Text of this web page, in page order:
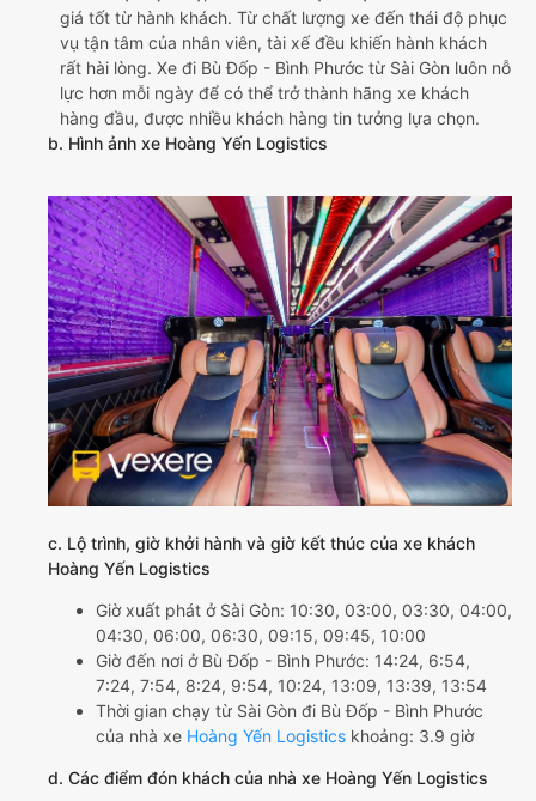
giá tốt từ hành khách. Từ chất lượng xe đến thái độ phục
vụ tận tâm của nhân viên, tài xế đều khiến hành khách
rất hài lòng. Xe đi Bù Đốp - Bình Phước từ Sài Gòn luôn nỗ
lực hơn mỗi ngày để có thể trở thành hãng xe khách
hàng đầu, được nhiều khách hàng tin tưởng lựa chọn.
b. Hình ảnh xe Hoàng Yến Logistics
c. Lộ trình, giờ khởi hành và giờ kết thúc của xe khách
Hoàng Yến Logistics
Giờ xuất phát ở Sài Gòn: 10:30, 03:00, 03:30, 04:00,
04:30, 06:00, 06:30, 09:15, 09:45, 10:00
Giờ đến nơi ở Bù Đốp - Bình Phước: 14:24, 6:54,
7:24, 7:54, 8:24, 9:54, 10:24, 13:09, 13:39, 13:54
Thời gian chạy từ Sài Gòn đi Bù Đốp - Bình Phước
của nhà xe Hoàng Yến Logistics khoảng: 3.9 giờ
d. Các điểm đón khách của nhà xe Hoàng Yến Logistics